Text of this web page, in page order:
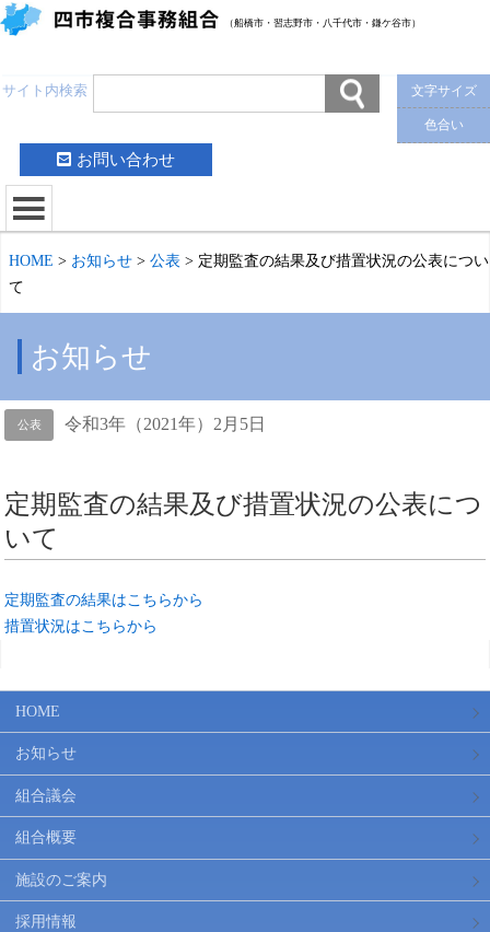
（船橋市・習志野市・八千代市・鎌ケ谷市）
サイト内検索 文字サイズ
色合い
お問い合わせ
HOME > お知らせ > 公表 > 定期監査の結果及び措置状況の公表につい
て
お知らせ
公表 令和3年（2021年）2月5日
定期監査の結果及び措置状況の公表につ
いて
定期監査の結果はこちらから
措置状況はこちらから
HOME
お知らせ
組合議会
組合概要
施設のご案内
採用情報